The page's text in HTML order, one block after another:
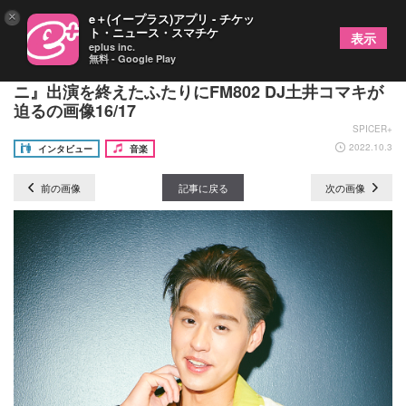
タイドラマで話題のBillkin & PP Krit、『サマソ
ニ』出演を終えたふたりにFM802 DJ土井コマキが
迫るの画像16/17
SPICER+
インタビュー
音楽 2022.10.3
前の画像 記事に戻る 次の画像
× e＋(イープラス)アプリ - チケッ
ト・ニュース・スマチケ
eplus inc.
無料 - Google Play
表示